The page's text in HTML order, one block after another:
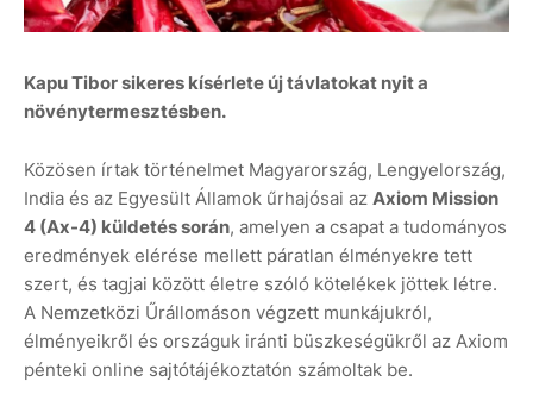
Kapu Tibor sikeres kísérlete új távlatokat nyit a
növénytermesztésben.
Közösen írtak történelmet Magyarország, Lengyelország,
India és az Egyesült Államok űrhajósai az Axiom Mission
4 (Ax-4) küldetés során, amelyen a csapat a tudományos
eredmények elérése mellett páratlan élményekre tett
szert, és tagjai között életre szóló kötelékek jöttek létre.
A Nemzetközi Űrállomáson végzett munkájukról,
élményeikről és országuk iránti büszkeségükről az Axiom
pénteki online sajtótájékoztatón számoltak be.